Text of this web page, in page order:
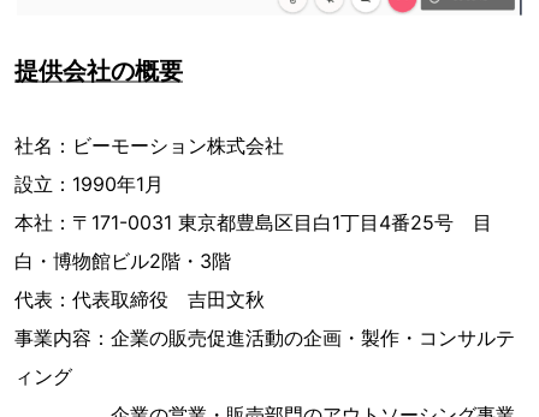
提供会社の概要
社名：ビーモーション株式会社
設立：1990年1月
本社：〒171-0031 東京都豊島区目白1丁目4番25号 目
白・博物館ビル2階・3階
代表：代表取締役 吉田文秋
事業内容：企業の販売促進活動の企画・製作・コンサルテ
ィング